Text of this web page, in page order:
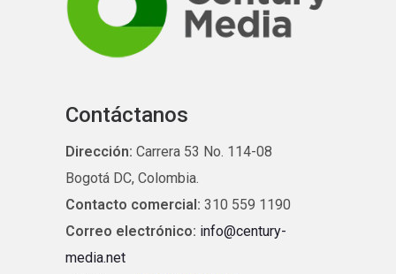
Contáctanos
Dirección: Carrera 53 No. 114-08
Bogotá DC, Colombia.
Contacto comercial: 310 559 1190
Correo electrónico: info@century-
media.net